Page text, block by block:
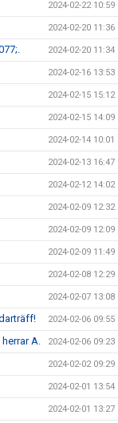
2024-02-22 10:59
2024-02-20 11:36
2024-02-20 11:34
2024-02-16 13:53
2024-02-15 15:12
2024-02-15 14:09
2024-02-14 10:01
2024-02-13 16:47
2024-02-12 14:02
2024-02-09 12:32
2024-02-09 12:09
2024-02-09 11:49
2024-02-08 12:29
2024-02-07 13:08
2024-02-06 09:55
A. 2024-02-06 09:23
2024-02-02 09:29
2024-02-01 13:54
2024-02-01 13:27